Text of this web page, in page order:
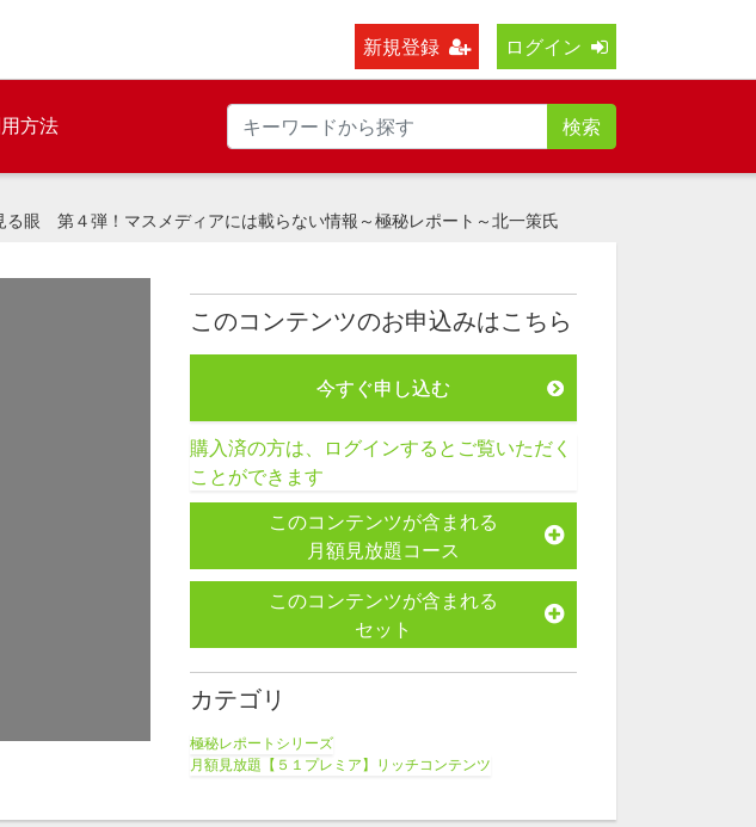
新規登録 ログイン
方法 検索
眼 第４弾！マスメディアには載らない情報～極秘レポート～北一策氏
このコンテンツのお申込みはこちら
今すぐ申し込む
購入済の方は、ログインするとご覧いただく
ことができます
このコンテンツが含まれる
月額見放題コース
このコンテンツが含まれる
セット
カテゴリ
極秘レポートシリーズ
月額見放題【５１プレミア】リッチコンテンツ
講師名から探す